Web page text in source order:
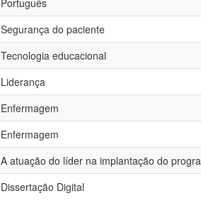
Português
Segurança do paciente
Tecnologia educacional
Liderança
Enfermagem
Enfermagem
A atuação do líder na implantação do
Dissertação Digital